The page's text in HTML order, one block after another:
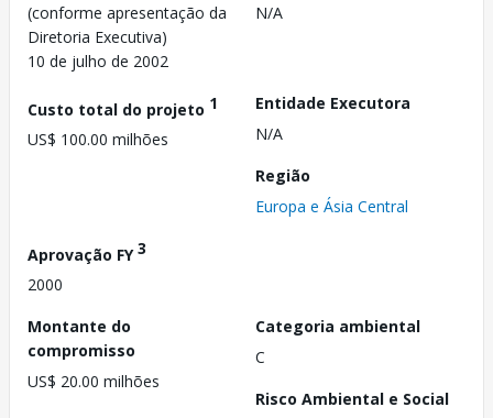
(conforme apresentação da
Diretoria Executiva)
10 de julho de 2002
N/A
Custo total do projeto 1
US$ 100.00 milhões
Entidade Executora
N/A
Região
Europa e Ásia Central
Aprovação FY3
2000
Montante do
compromisso
US$ 20.00 milhões
Categoria ambiental
C
Risco Ambiental e Social